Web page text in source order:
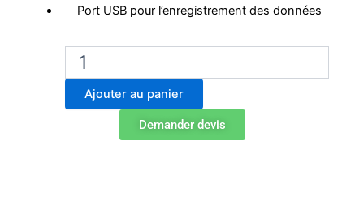
Port USB pour l’enregistrement des données
quantité
Étuve
Labo
Ajouter au panier
Demander devis